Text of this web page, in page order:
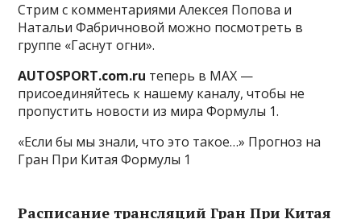
Стрим с комментариями Алексея Попова и
Натальи Фабричновой можно посмотреть в
группе «Гаснут огни».
AUTOSPORT.com.ru теперь в MAX —
присоединяйтесь к нашему каналу, чтобы не
пропустить новости из мира Формулы 1.
«Если бы мы знали, что это такое…» Прогноз на
Гран При Китая Формулы 1
Расписание трансляций Гран При Китая